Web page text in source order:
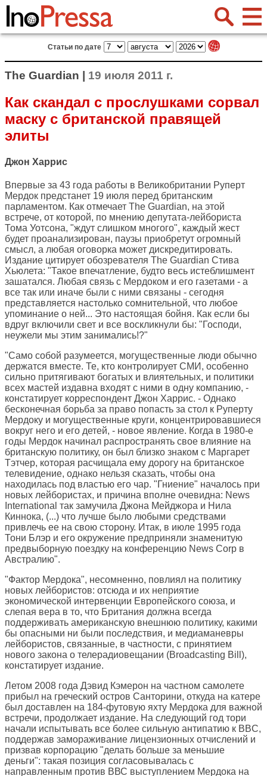
Статьи по дате
The Guardian | 19 июля 2011 г.
Как скандал с прослушками сорвал
маску с британской правящей
элиты
Джон Харрис
Впервые за 43 года работы в Великобритании Руперт
Мердок предстанет 19 июля перед британским
парламентом. Как отмечает The Guardian, на этой
встрече, от которой, по мнению депутата-лейбориста
Тома Уотсона, "ждут слишком многого", каждый жест
будет проанализирован, паузы приобретут огромный
смысл, а любая оговорка может дискредитировать.
Издание цитирует обозревателя The Guardian Стива
Хьюлета: "Такое впечатление, будто весь истеблишмент
зашатался. Любая связь с Мердоком и его газетами - а
все так или иначе были с ними связаны - сегодня
представляется настолько сомнительной, что любое
упоминание о ней... Это настоящая бойня. Как если бы
вдруг включили свет и все воскликнули бы: "Господи,
неужели мы этим занимались!?"
"Само собой разумеется, могущественные люди обычно
держатся вместе. Те, кто контролирует СМИ, особенно
сильно притягивают богатых и влиятельных, и политики
всех мастей издавна входят с ними в одну компанию, -
констатирует корреспондент Джон Харрис. - Однако
бесконечная борьба за право попасть за стол к Руперту
Мердоку и могущественные круги, концентрировавшиеся
вокруг него и его детей, - новое явление. Когда в 1980-е
годы Мердок начинал распространять свое влияние на
британскую политику, он был близко знаком с Маргарет
Тэтчер, которая расчищала ему дорогу на британское
телевидение, однако нельзя сказать, чтобы она
находилась под властью его чар. "Гниение" началось при
новых лейбористах, и причина вполне очевидна: News
International так замучила Джона Мейджора и Нила
Киннока, (...) что лучше было любыми средствами
привлечь ее на свою сторону. Итак, в июле 1995 года
Тони Блэр и его окружение предприняли знаменитую
предвыборную поездку на конференцию News Corp в
Австралию".
"Фактор Мердока", несомненно, повлиял на политику
новых лейбористов: отсюда и их неприятие
экономической интервенции Европейского союза, и
слепая вера в то, что Британия должна всегда
поддерживать американскую внешнюю политику, какими
бы опасными ни были последствия, и медиаманевры
лейбористов, связанные, в частности, с принятием
нового закона о телерадиовещании (Broadcasting Bill),
констатирует издание.
Летом 2008 года Дэвид Кэмерон на частном самолете
прибыл на греческий остров Санторини, откуда на катере
был доставлен на 184-футовую яхту Мердока для важной
встречи, продолжает издание. На следующий год тори
начали испытывать все более сильную антипатию к BBC,
поддержав замораживание лицензионных отчислений и
призвав корпорацию "делать больше за меньшие
деньги": такая позиция согласовывалась с
направленным против ВВС выступлением Мердока на